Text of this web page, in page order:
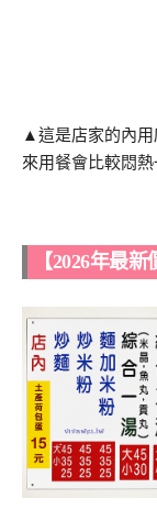
▲這是店家的內用
來用餐會比較悶
【2026年最新